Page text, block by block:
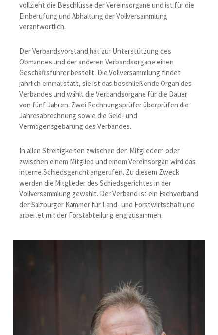
vollzieht die Beschlüsse der Vereinsorgane und ist für die
Einberufung und Abhaltung der Vollversammlung
verantwortlich.
Der Verbandsvorstand hat zur Unterstützung des
Obmannes und der anderen Verbandsorgane einen
Geschäftsführer bestellt. Die Vollversammlung findet
jährlich einmal statt, sie ist das beschließende Organ des
Verbandes und wählt die Verbandsorgane für die Dauer
von fünf Jahren. Zwei Rechnungsprüfer überprüfen die
Jahresabrechnung sowie die Geld- und
Vermögensgebarung des Verbandes.
In allen Streitigkeiten zwischen den Mitgliedern oder
zwischen einem Mitglied und einem Vereinsorgan wird das
interne Schiedsgericht angerufen. Zu diesem Zweck
werden die Mitglieder des Schiedsgerichtes in der
Vollversammlung gewählt. Der Verband ist ein Fachverband
der Salzburger Kammer für Land- und Forstwirtschaft und
arbeitet mit der Forstabteilung eng zusammen.